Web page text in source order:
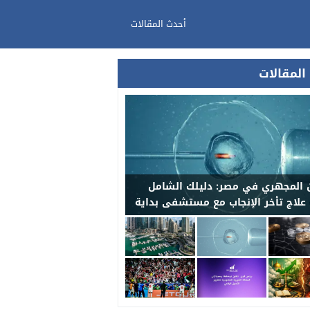
أحدث المقالات
المجهري في مصر: دليلك الشامل
علاج تأخر الإنجاب مع مستشفى بداية